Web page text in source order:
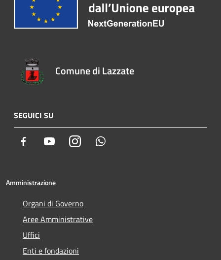
Comune di Lazzate
SEGUICI SU
Facebook YoutubeInstagram
Amministrazione
Organi di Governo
Aree Amministrative
Uffici
Enti e fondazioni